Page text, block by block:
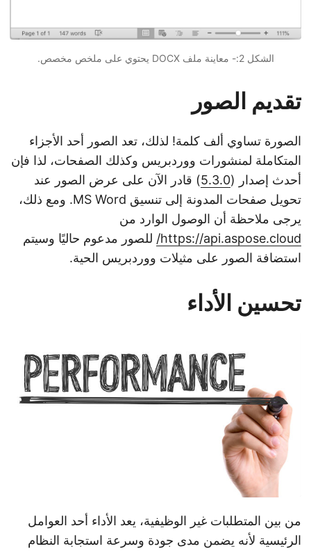
الشكل 2:- معاينة ملف DOCX يحتوي على ملخص مخصص.
تقديم الصور
الصورة تساوي ألف كلمة! لذلك، تعد الصور أحد الأجزاء
المتكاملة لمنشورات ووردبريس وكذلك الصفحات، لذا فإن
أحدث إصدار ( 5.3.0) قادر الآن على عرض الصور عند
تحويل صفحات المدونة إلى تنسيق MS Word. ومع ذلك،
يرجى ملاحظة أن الوصول الوارد من
https://api.aspose.cloud/ للصور مدعوم حاليًا وسيتم
استضافة الصور على مثيلات ووردبريس الحية.
تحسين الأداء
من بين المتطلبات غير الوظيفية، يعد الأداء أحد العوامل
الرئيسية لأنه يضمن مدى جودة وسرعة استجابة النظام